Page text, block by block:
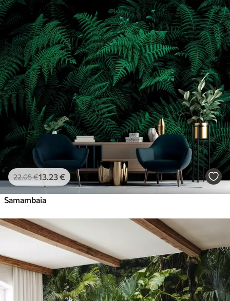
Standard
45.0027.00€/m²
Premium
56.6734.00€/m²
Vinil Premium
65 .0039.00€/m²
Peel and Stick
81.6749.00€/m²
22.05€13.23€
Samambaia